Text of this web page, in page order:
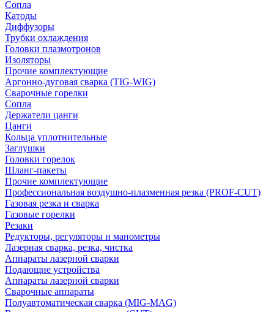
Сопла
Катоды
Диффузоры
Трубки охлаждения
Головки плазмотронов
Изоляторы
Прочие комплектующие
Аргонно-дуговая сварка (TIG-WIG)
Сварочные горелки
Сопла
Держатели цанги
Цанги
Кольца уплотнительные
Заглушки
Головки горелок
Шланг-пакеты
Прочие комплектующие
Профессиональная воздушно-плазменная резка (PROF-CUT)
Газовая резка и сварка
Газовые горелки
Резаки
Редукторы, регуляторы и манометры
Лазерная сварка, резка, чистка
Аппараты лазерной сварки
Подающие устройства
Аппараты лазерной сварки
Сварочные аппараты
Полуавтоматическая сварка (MIG-MAG)